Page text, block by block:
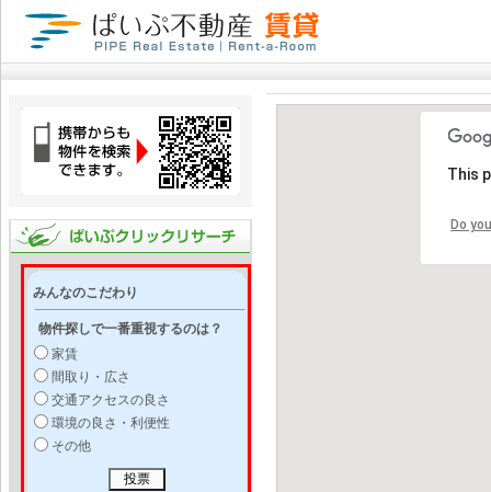
みんなのこだわり
物件探しで一番重視するのは？
家賃
間取り・広さ
交通アクセスの良さ
環境の良さ・利便性
その他
This
Do